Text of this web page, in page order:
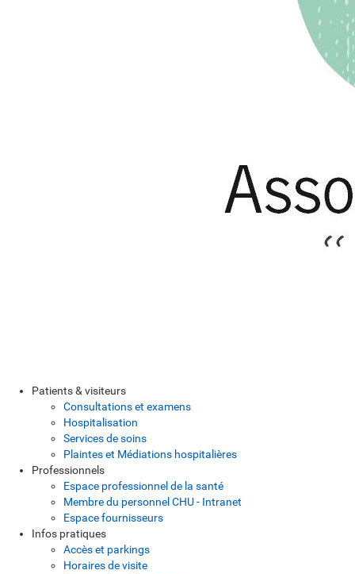
Patients & visiteurs
Consultations et examens
Hospitalisation
Services de soins
Plaintes et Médiations hospitalières
Professionnels
Espace professionnel de la santé
Membre du personnel CHU - Intranet
Espace fournisseurs
Infos pratiques
Accès et parkings
Horaires de visite